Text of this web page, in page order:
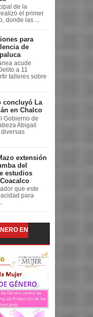
de la
el primer
donde las ...
para
de
acude
a 11
talleres sobre
concluyó La
en Chalco
Gobierno de
Abigail
extensión
del
estudios
que este
para
EN